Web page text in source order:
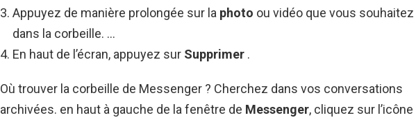
Appuyez de manière prolongée sur la photo ou vidéo que vous
dans la corbeille. …
En haut de l’écran, appuyez sur Supprimer .
Où trouver la corbeille de Messenger ? Cherchez dans vos conversations
archivées. en haut à gauche de la fenêtre de Messenger, cliquez sur l’icône